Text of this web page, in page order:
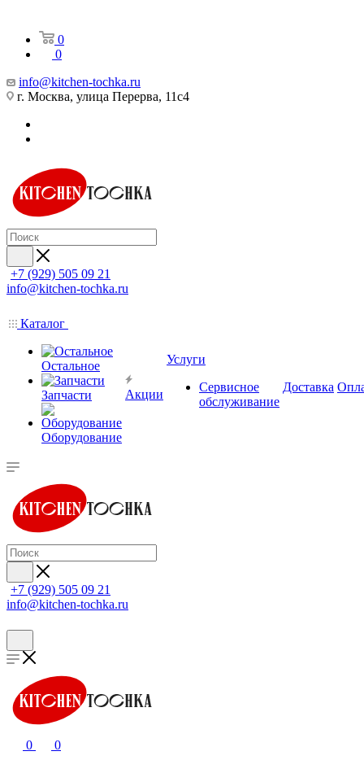
0
0
info@kitchen-tochka.ru
г. Москва, улица Перерва, 11с4
+7 (929) 505 09 21
info@kitchen-tochka.ru
Каталог
Остальное
Запчасти
Оборудование
Акции
Услуги
Сервисное
обслуживание
Доставка
+7 (929) 505 09 21
info@kitchen-tochka.ru
0 0